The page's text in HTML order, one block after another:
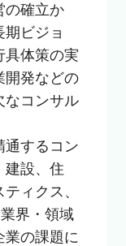
の確立か
ビジョ
具体策の実
開発などの
なコンサル
通するコン
建設、住
ィクス、
界・領域
業の課題に